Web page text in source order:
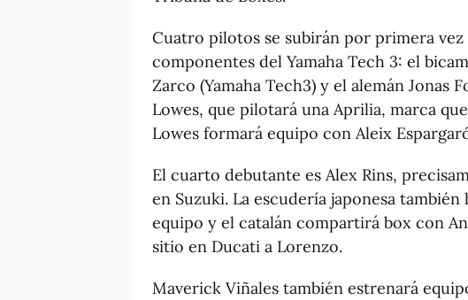
Cuatro pilotos se subirán por primera
componentes del Yamaha Tech 3: el
Zarco (Yamaha Tech3) y el alemán Jonas
Lowes, que pilotará una Aprilia, marca
Lowes formará equipo con Aleix
El cuarto debutante es Alex Rins,
en Suzuki. La escudería japonesa
equipo y el catalán compartirá box con
sitio en Ducati a Lorenzo.
Maverick Viñales también estrenará